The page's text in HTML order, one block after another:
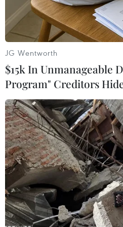
Đại tướng Ngô Xuân Lịch, Bộ
nhận biểu trưng vai trò Chủ tịch
tướng Prawit Wongsuwan, Phó
Quang-Hữu
Theo phóng viên TTXVN
JG Wentworth
$15k In Unmanageable
Program" Creditors